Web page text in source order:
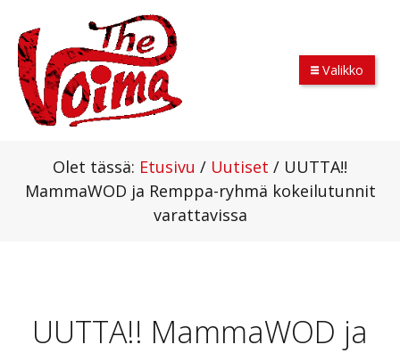
Valikko
Olet tässä: Etusivu / Uutiset / UUTTA!!
MammaWOD ja Remppa-ryhmä kokeilutunnit
varattavissa
UUTTA!! MammaWOD ja